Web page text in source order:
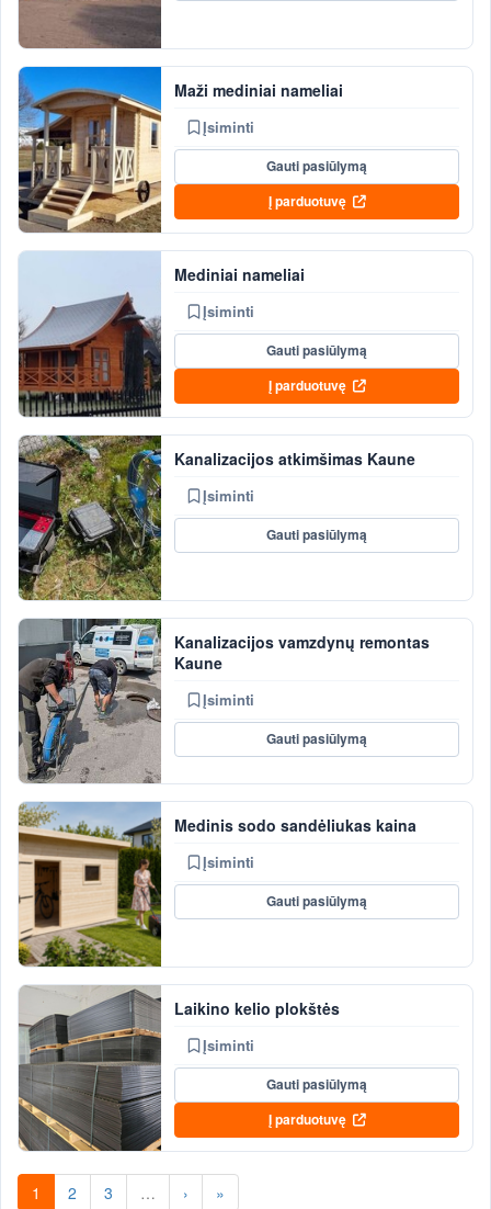
Maži mediniai nameliai
Įsiminti
Gauti pasiūlymą
Į parduotuvę
Mediniai nameliai
Įsiminti
Gauti pasiūlymą
Į parduotuvę
Kanalizacijos atkimšimas Kaune
Įsiminti
Gauti pasiūlymą
Kanalizacijos vamzdynų remontas
Kaune
Įsiminti
Gauti pasiūlymą
Medinis sodo sandėliukas kaina
Įsiminti
Gauti pasiūlymą
Laikino kelio plokštės
Įsiminti
Gauti pasiūlymą
Į parduotuvę
1 2 3 … › »